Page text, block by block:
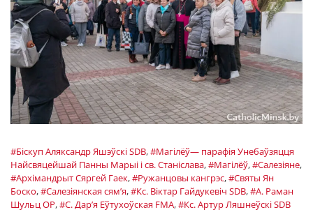
#Біскуп Аляксандр Яшэўскі SDB,#Магілёў— парафія Унебаўзяцця
Найсвяцейшай Панны Марыі і св. Станіслава,#Магілёў,#Салезіяне,
#Архімандрыт Сяргей Гаек,#Ружанцовы кангрэс,#Святы Ян
Боско,#Салезіянская сям’я,#Кс. Віктар Гайдукевіч SDB,#А. Раман
Шульц OP,#С. Дар’я Еўтухоўская FMA,#Кс. Артур Ляшнеўскі SDB